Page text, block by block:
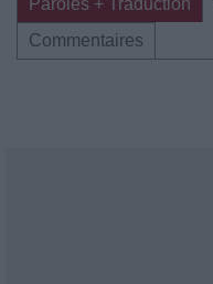
Paroles + Traduction
Commentaires